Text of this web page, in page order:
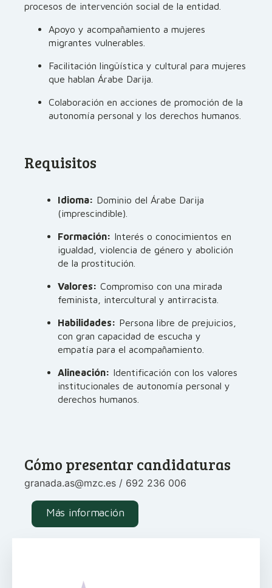
procesos de intervención social de la entidad.
Apoyo y acompañamiento a mujeres
migrantes vulnerables.
Facilitación lingüística y cultural para mujeres
que hablan Árabe Darija.
Colaboración en acciones de promoción de la
autonomía personal y los derechos humanos.
Requisitos
Idioma: Dominio del Árabe Darija
(imprescindible).
Formación: Interés o conocimientos en
igualdad, violencia de género y abolición
de la prostitución.
Valores: Compromiso con una mirada
feminista, intercultural y antirracista.
Habilidades: Persona libre de prejuicios,
con gran capacidad de escucha y
empatía para el acompañamiento.
Alineación: Identificación con los valores
institucionales de autonomía personal y
derechos humanos.
Cómo presentar candidaturas
granada.as@mzc.es / 692 236 006
Más información